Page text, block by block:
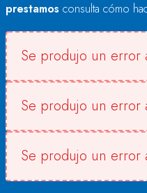
prestamos consulta cómo
Se produjo un error
Se produjo un error
Se produjo un error